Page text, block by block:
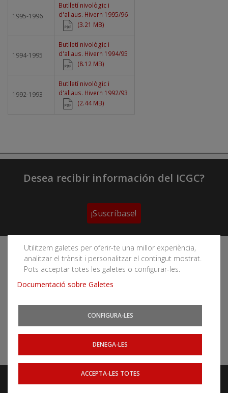
1995-1996
Document
Butlletí nivològic i
d'allaus. Hivern 1995/96
(3.21 MB)
1994-1995
Document
Butlletí nivològic i
d'allaus. Hivern 1994/95
(8.12 MB)
1992-1993
Document
Butlletí nivològic i
d'allaus. Hivern 1992/93
(2.44 MB)
Utilitzem galetes per oferir-te una millor experiència,
analitzar el trànsit i personalitzar el contingut mostrat.
Pots acceptar totes les galetes o configurar-les.
Documentació sobre Galetes
CONFIGURA-LES
DENEGA-LES
ACCEPTA-LES TOTES
Desea recibir información del ICGC?
¡Suscríbase!
Sigue las redes sociales del Instituto Cartográfico y
Geológico de Cataluña
Puede subscribirse a los canales RSS
Accessibilidad Mapa web